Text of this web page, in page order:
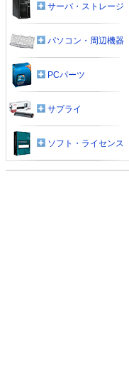
サーバ・ストレージ
パソコン・周辺機器
PCパーツ
サプライ
ソフト・ライセンス